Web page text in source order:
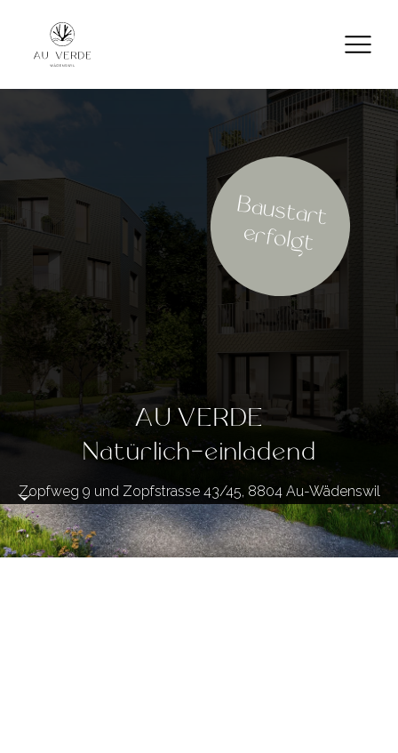
AU VERDE
Natürlich-einladend
Zopfweg 9 und Zopfstrasse 43/45, 8804 Au-Wädenswil
Baustart
erfolgt